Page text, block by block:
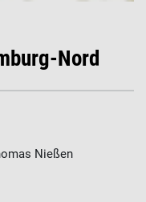
Nord
Nießen